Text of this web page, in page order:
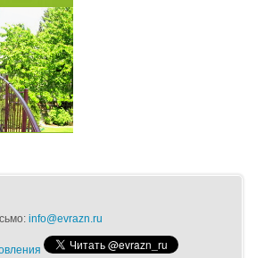
info@evrazn.ru